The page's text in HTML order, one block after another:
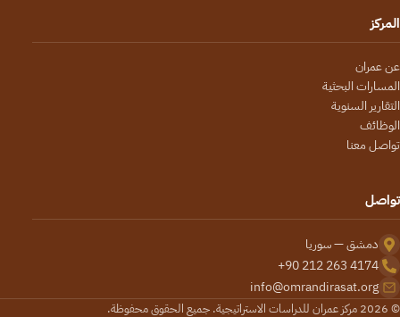
المركز
عن عمران
المسارات البحثية
التقارير السنوية
الوظائف
تواصل معنا
تواصل
دمشق — سوريا
+90 212 263 4174
info@omrandirasat.org
© 2026 مركز عمران للدراسات الاستراتيجية. جميع الحقوق محفوظة.